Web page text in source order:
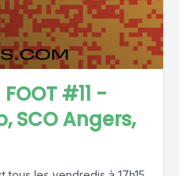
FOOT #11 -
SCO Angers,